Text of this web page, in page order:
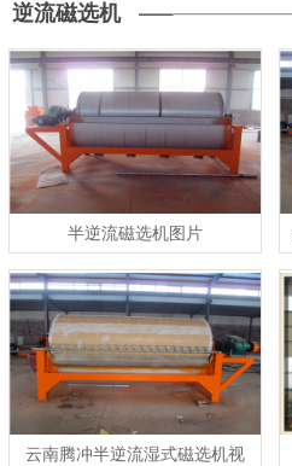
逆流磁选机
半逆流磁选机图片
云南腾冲半逆流湿式磁选机视